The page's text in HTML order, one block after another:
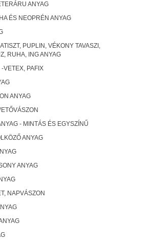
ANYAG
ÉS NEOPRÉN ANYAG
PUPLIN, VÉKONY TAVASZI,
RUHA, ING ANYAG
VETEX, PAFIX
ANYAG
- MINTÁS ÉS EGYSZÍNŰ
ANYAG
ANYAG
NAPVÁSZON